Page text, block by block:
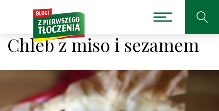
Chleb z miso i sezamem